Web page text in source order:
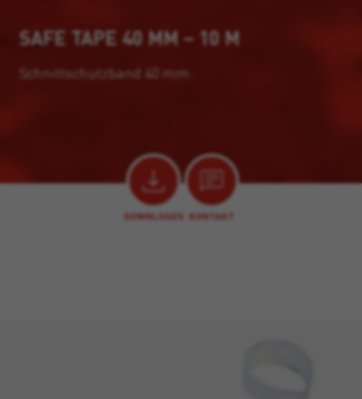
SAFE TAPE 40 MM – 10 M
Schnittschutzband 40 mm.
DOWNLOADS KONTAKT